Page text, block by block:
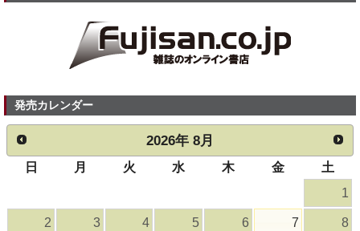
発売カレンダー
2026年 8月
日 月 火 水 木 金
土
1
2 3 4 5 6 7 8